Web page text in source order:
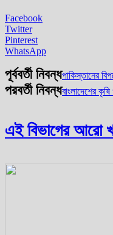
Facebook
Twitter
Pinterest
WhatsApp
পূর্ববর্তী নিবন্ধপাকিস্তানের
পরবর্তী নিবন্ধবাংলাদেশের
এই বিভাগের আরো